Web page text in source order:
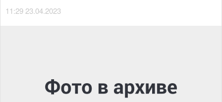
11:29 23.04.2023